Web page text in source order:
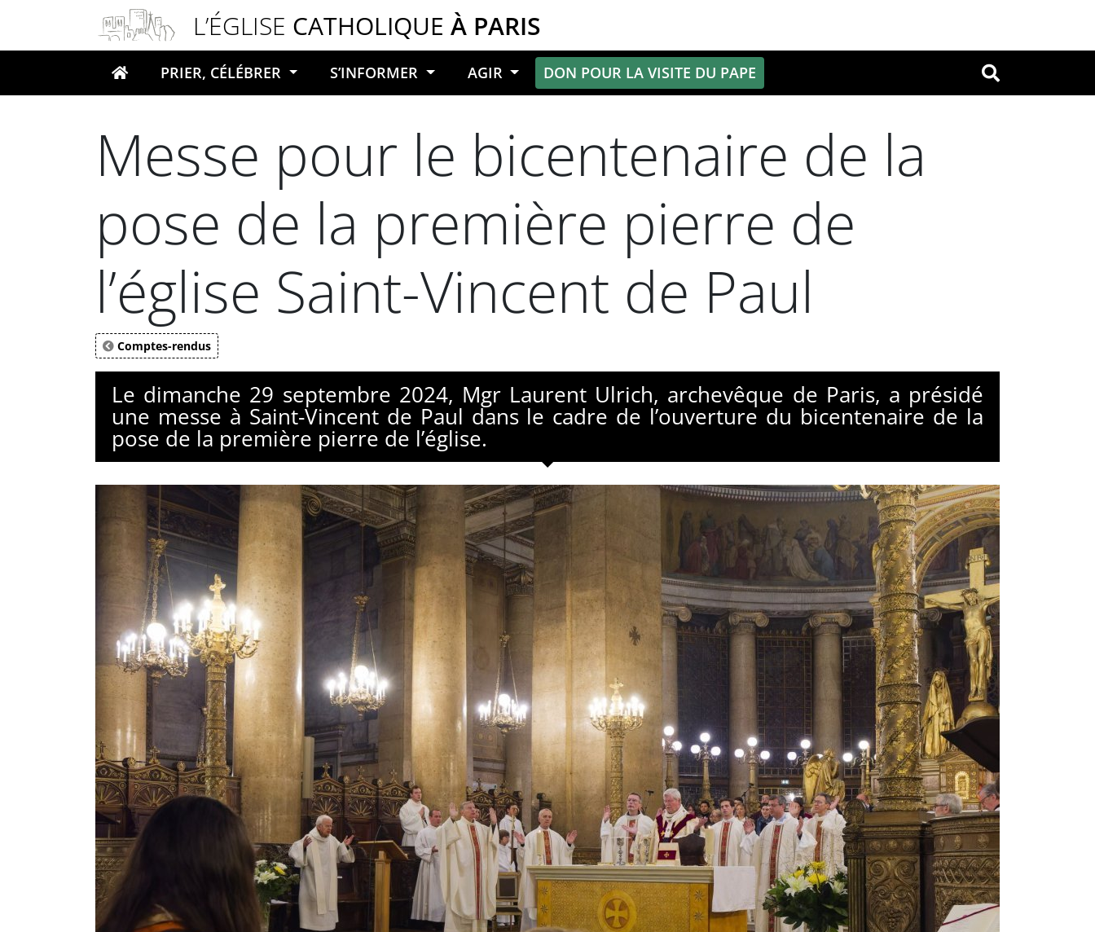
L’ÉGLISE CATHOLIQUE À PARIS
Votre recherche OK
PRIER, CÉLÉBRER S’INFORMER AGIR DON POUR LA VISITE DU PAPE
Messe pour le bicentenaire de la
pose de la première pierre de
l’église Saint-Vincent de Paul
Comptes-rendus
Le dimanche 29 septembre 2024, Mgr Laurent Ulrich, archevêque de Paris, a présidé
une messe à Saint-Vincent de Paul dans le cadre de l’ouverture du bicentenaire de la
pose de la première pierre de l’église.
Panneau de gestion des cookies